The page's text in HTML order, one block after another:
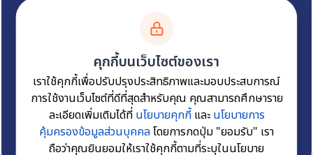
แผนผังเว็บไซต์ นโยบายเว็บไซต์
นโยบายการคุ้มครอง
ข้อมูลส่วนบุคคล
นโยบายการรักษาความมั่นคงปลอดภัย
เว็บไซต์
คุกกี้บนเว็บไซต์ของเรา
เราใช้คุกกี้เพื่อปรับปรุงประสิทธิภาพและมอบประสบการณ์
การใช้งานเว็บไซต์ที่ดีที่สุดสำหรับคุณ คุณสามารถศึกษาราย
ละเอียดเพิ่มเติมได้ที่ นโยบายคุกกี้และนโยบายการ
คุ้มครองข้อมูลส่วนบุคคลโดยการกดปุ่ม "ยอมรับ" เรา
ถือว่าคุณยินยอมให้เราใช้คุกกี้ตามที่ระบุในนโยบาย